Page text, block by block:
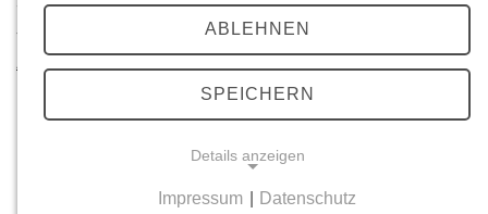
wissenschaftlichen Bereich zu vergeben haben,
veröffentlichen wir dazu nähere Informationen unter
Aktuelle Ausschreibungen
.
Stipendien
Im Rahmen von Forschungsprojekten vergibt das HIS
Promotionsstipendien. Wann immer wir solche
ABLEHNEN
SPEICHERN
Details anzeigen
Impressum Datenschutz